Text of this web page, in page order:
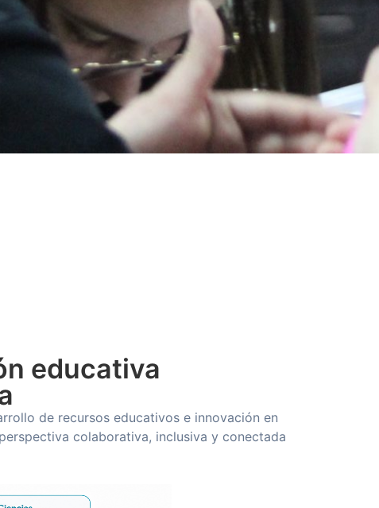
educativa
de recursos educativos e innovación en
colaborativa, inclusiva y conectada